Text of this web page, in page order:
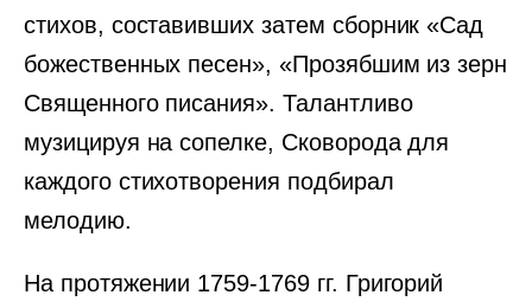
стихов, составивших затем сборник «Сад
божественных песен», «Прозябшим из зерн
Священного писания». Талантливо
музицируя на сопелке, Сковорода для
каждого стихотворения подбирал
мелодию.
На протяжении 1759-1769 гг. Григорий